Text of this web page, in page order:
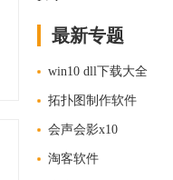
最新专题
win10 dll下载大全
拓扑图制作软件
会声会影x10
淘客软件